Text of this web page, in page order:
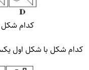
کدام شکل
کدام شکل با شکل اول